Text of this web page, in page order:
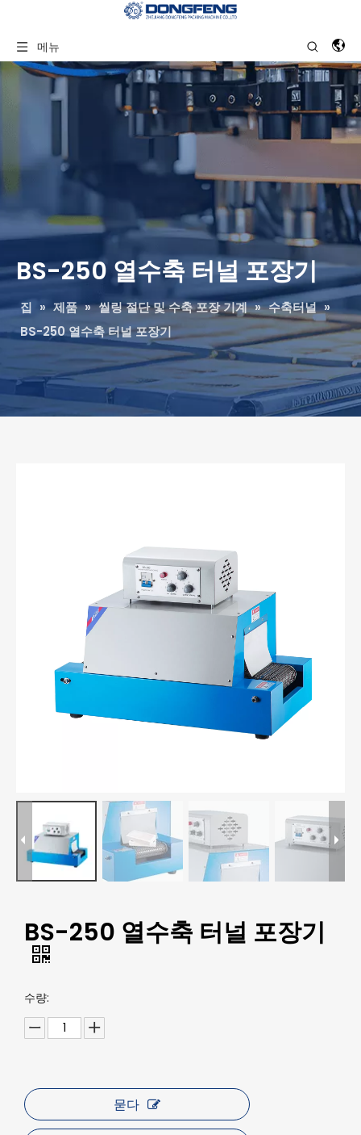
메뉴
BS-250 열수축 터널 포장기
집 » 제품 » 씰링 절단 및 수축 포장 기계 » 수축터널 »
BS-250 열수축 터널 포장기
BS-250 열수축 터널 포장기
수량:
묻다